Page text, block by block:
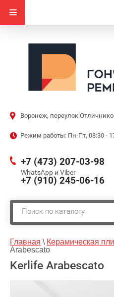
Воронеж, переулок
Режим работы: Пн-Пт, 08:30 -
+7 (473) 207-03-98
WhatsApp и Viber
+7 (910) 245-06-16
Главная \ Керамическая
Arabescato
Kerlife Arabescato